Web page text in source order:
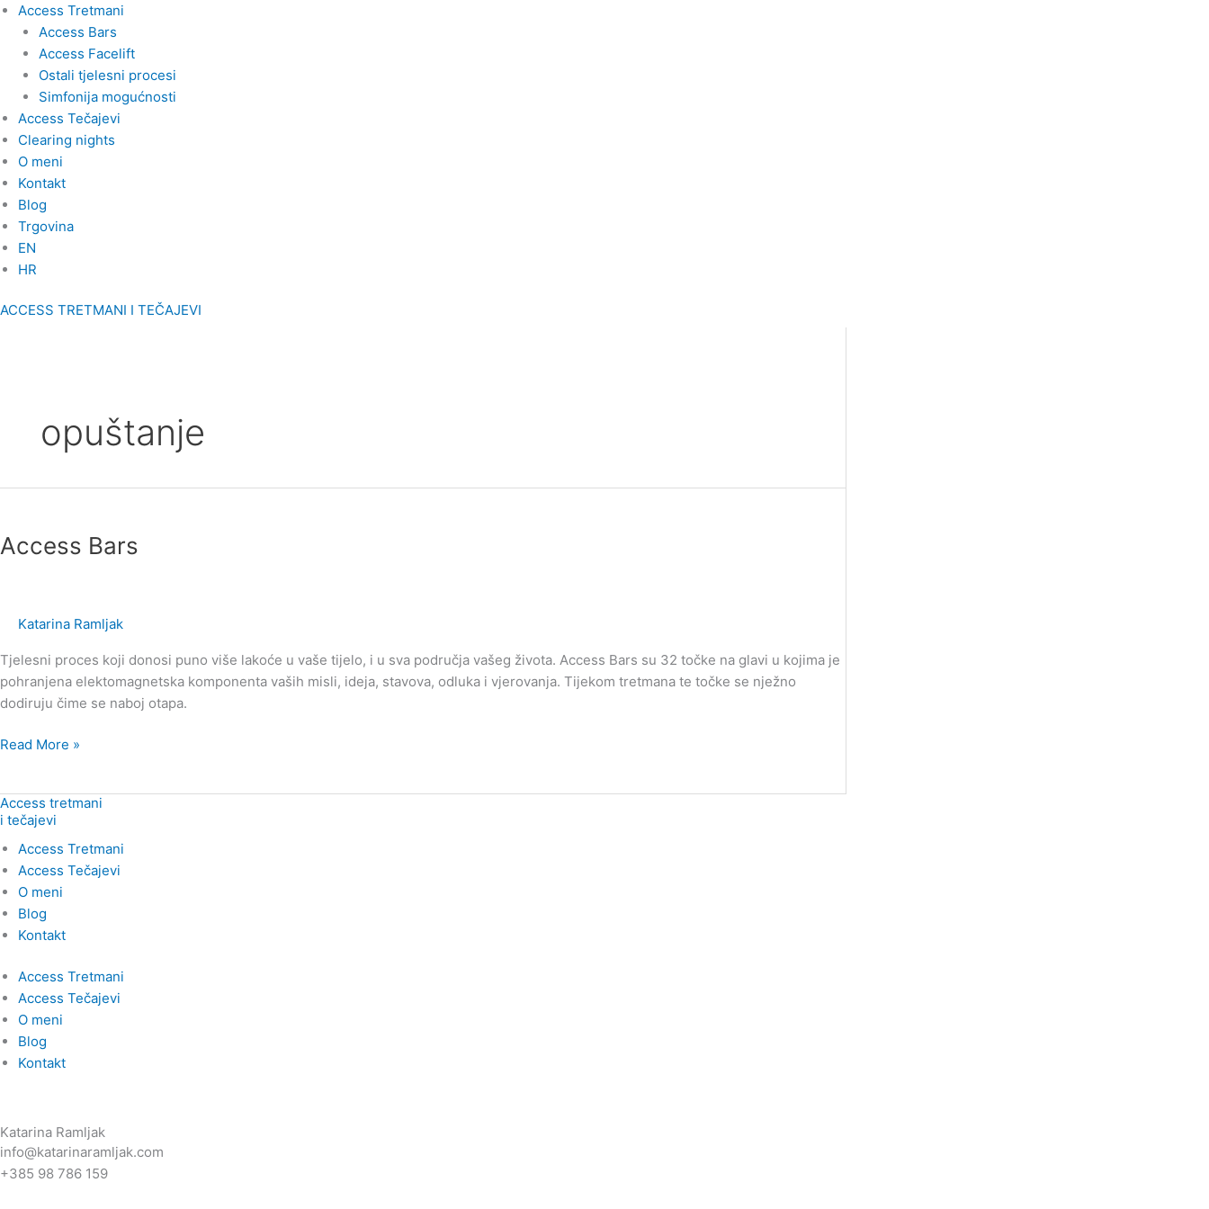
Skip
content
Access Tretmani
Access Bars
Access Facelift
Ostali tjelesni procesi
Simfonija mogućnosti
Access Tečajevi
Clearing nights
O meni
Kontakt
Blog
Trgovina
EN
HR
ACCESS TRETMANI I TEČAJEVI
opuštanje
Access Bars
Katarina Ramljak
Tjelesni proces koji donosi puno više lakoće u vaše tijelo, i u sva područja vašeg života. Access Bars su 32 točke na glavi u kojima je
pohranjena elektomagnetska komponenta vaših misli, ideja, stavova, odluka i vjerovanja. Tijekom tretmana te točke se nježno
dodiruju čime se naboj otapa.
Read More »
Access tretmani
i tečajevi
Access Tretmani
Access Tečajevi
O meni
Blog
Kontakt
Access Tretmani
Access Tečajevi
O meni
Blog
Kontakt
Katarina Ramljak
info@katarinaramljak.com
+385 98 786 159